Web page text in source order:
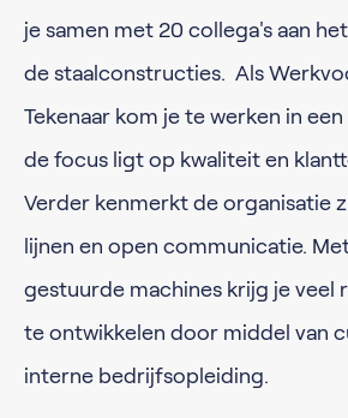
je samen met 20 collega's aan
de staalconstructies. Als
Tekenaar kom je te werken in
de focus ligt op kwaliteit en
Verder kenmerkt de organisatie
lijnen en open communicatie.
gestuurde machines krijg je veel
te ontwikkelen door middel van
interne bedrijfsopleiding.